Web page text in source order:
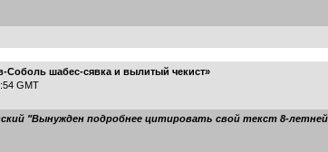
Соболь шабес-сявка и вылитый чекист»
GMT
"Вынужден подробнее цитировать свой текст 8-